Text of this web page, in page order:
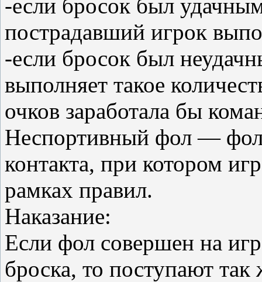
-если бросок был
пострадавший игрок
-если бросок был
выполняет такое
очков заработала бы
Неспортивный фол —
контакта, при котором
рамках правил.
Наказание:
Если фол совершен на
броска, то поступают так